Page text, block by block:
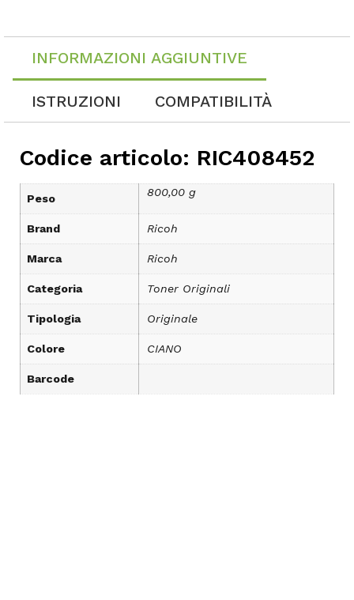
INFORMAZIONI AGGIUNTIVE
ISTRUZIONI COMPATIBILITÀ
Codice articolo: RIC408452
Peso 800,00 g
Brand Ricoh
Marca Ricoh
Categoria Toner Originali
Tipologia Originale
Colore CIANO
Barcode